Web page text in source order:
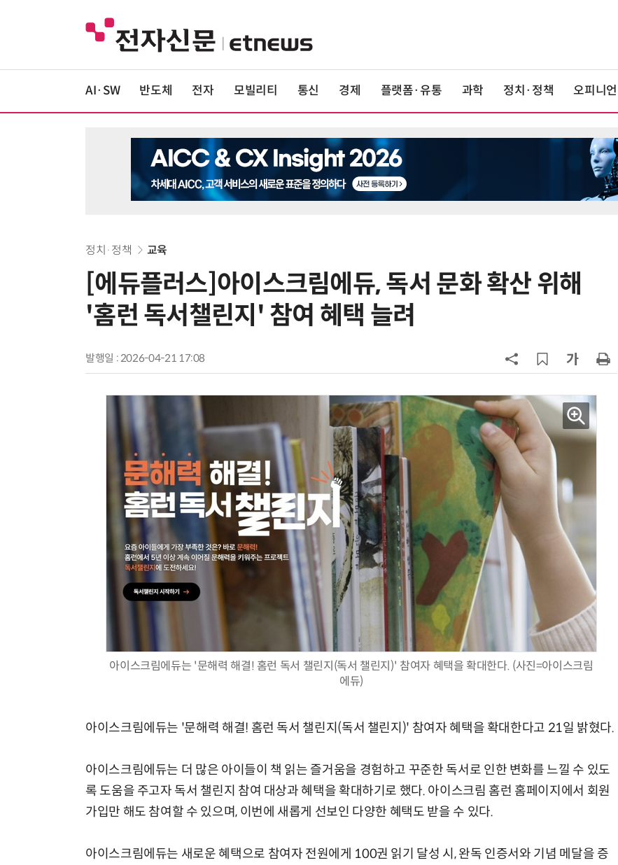
AI·SW 반도체 전자 모빌리티 통신 경제 플랫폼·유통 과학 정치·정책 오피니언
정치·정책 교육
[에듀플러스]아이스크림에듀, 독서 문화 확산 위해
'홈런 독서챌린지' 참여 혜택 늘려
발행일 : 2026-04-21 17:08
아이스크림에듀는 '문해력 해결! 홈런 독서 챌린지(독서 챌린지)' 참여자 혜택을 확대한다. (사진=아이스크림
에듀)
아이스크림에듀는 '문해력 해결! 홈런 독서 챌린지(독서 챌린지)' 참여자 혜택을 확대한다고 21일 밝혔다.
아이스크림에듀는 더 많은 아이들이 책 읽는 즐거움을 경험하고 꾸준한 독서로 인한 변화를 느낄 수 있도
록 도움을 주고자 독서 챌린지 참여 대상과 혜택을 확대하기로 했다. 아이스크림 홈런 홈페이지에서 회원
가입만 해도 참여할 수 있으며, 이번에 새롭게 선보인 다양한 혜택도 받을 수 있다.
아이스크림에듀는 새로운 혜택으로 참여자 전원에게 100권 읽기 달성 시, 완독 인증서와 기념 메달을 증
6
최저임금 1만700원 최종 확정…노
액공제' 신설… 지방 생산 시 혜택
메가프로젝트 속도전…'산업자원안
보기금' 신설해 공급망 사수
정점식 “김용범 이미 한국경제 빌
런…李 대통령, 경질 결단해야”
돌려차기 피해자 불러 놓고 “돌려차
기 한번 해라”…선 넘은 친한계